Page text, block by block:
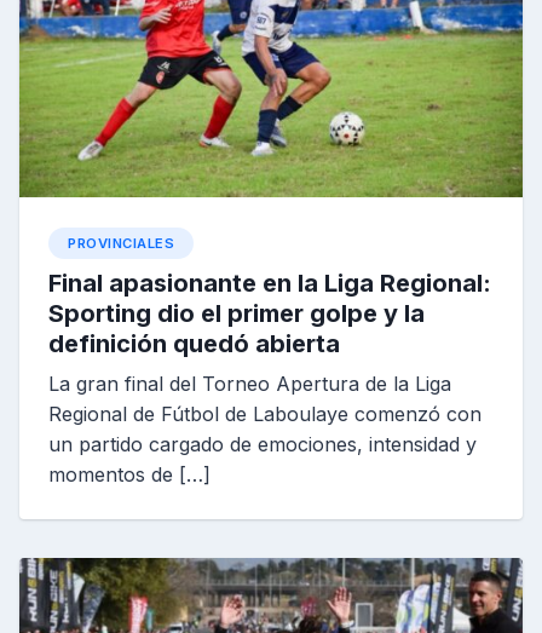
PROVINCIALES
Final apasionante en la Liga Regional:
Sporting dio el primer golpe y la
definición quedó abierta
La gran final del Torneo Apertura de la Liga
Regional de Fútbol de Laboulaye comenzó con
un partido cargado de emociones, intensidad y
momentos de […]